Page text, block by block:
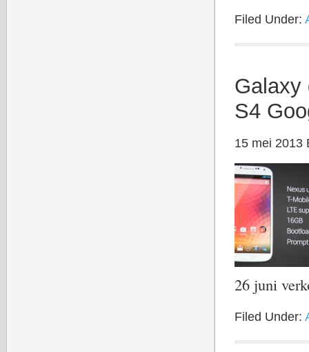
Filed Under:
Galaxy
S4
15 mei 2013
26 juni
Filed Under: